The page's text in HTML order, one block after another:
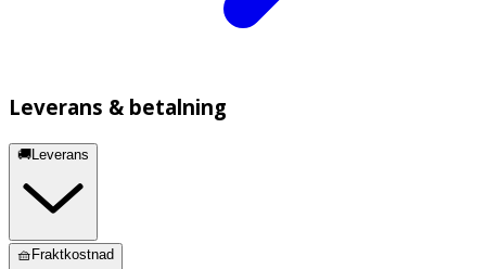
Leverans & betalning
🚚Leverans
🧺Fraktkostnad